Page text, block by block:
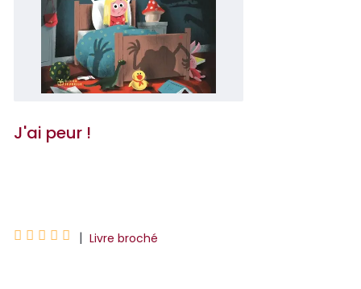
J'ai peur !
     | Livre broché